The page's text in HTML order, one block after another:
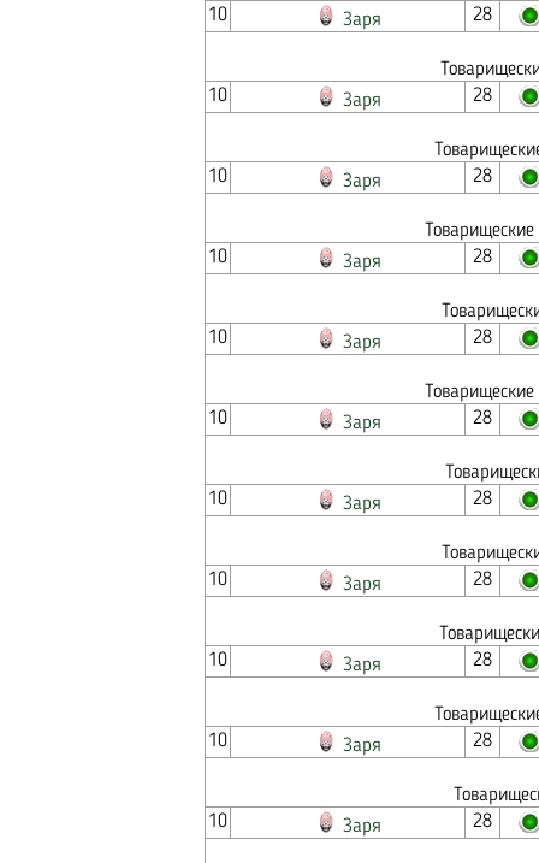
10 Заря 28
10
Заря 28
10
Заря 28
10
Заря 28
10
Заря 28
10
Заря 28
10
Заря 28
10
Заря 28
10
Заря 28
10
Заря 28
10
Заря 28